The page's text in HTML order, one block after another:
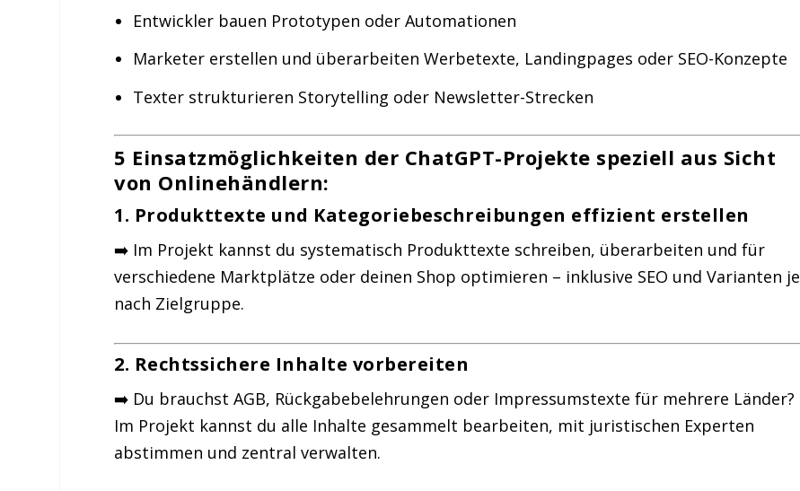
Entwickler bauen Prototypen oder Automationen
Marketer erstellen und überarbeiten Werbetexte, Landingpages oder SEO-Konzepte
Texter strukturieren Storytelling oder Newsletter-Strecken
5 Einsatzmöglichkeiten der ChatGPT-Projekte speziell aus Sicht
von Onlinehändlern:
1. Produkttexte und Kategoriebeschreibungen effizient erstellen
➡️ Im Projekt kannst du systematisch Produkttexte schreiben, überarbeiten und für
verschiedene Marktplätze oder deinen Shop optimieren – inklusive SEO und Varianten je
nach Zielgruppe.
2. Rechtssichere Inhalte vorbereiten
➡️ Du brauchst AGB, Rückgabebelehrungen oder Impressumstexte für mehrere Länder?
Im Projekt kannst du alle Inhalte gesammelt bearbeiten, mit juristischen Experten
abstimmen und zentral verwalten.